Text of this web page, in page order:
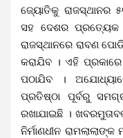
ଜ୍ୟୋତିକୁ ରାଜସ୍ଥାନର
ସହ ଦେଶର ପ୍ରତ୍ୟେକ
ରାଜସ୍ଥାନରେ ରାବଣ
କରାଯିବ । ଏହି
ପଠାଯିବ ।
ପ୍ରତିଷ୍ଠା ପୂର୍ବରୁ
ରଖାଯାଇଛି ।
ନିର୍ମାଣଧୀନ